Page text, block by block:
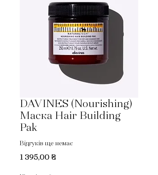
DAVINES (Nourishing)
Маска Hair Building
Pak
Відгуків ще немає
1 395,00 ₴Ціна